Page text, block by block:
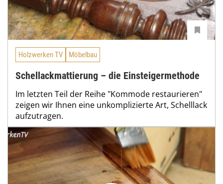
Holzwerken TV Möbelbau
Schellackmattierung – die Einsteigermethode
Im letzten Teil der Reihe "Kommode restaurieren"
zeigen wir Ihnen eine unkomplizierte Art, Schelllack
aufzutragen.